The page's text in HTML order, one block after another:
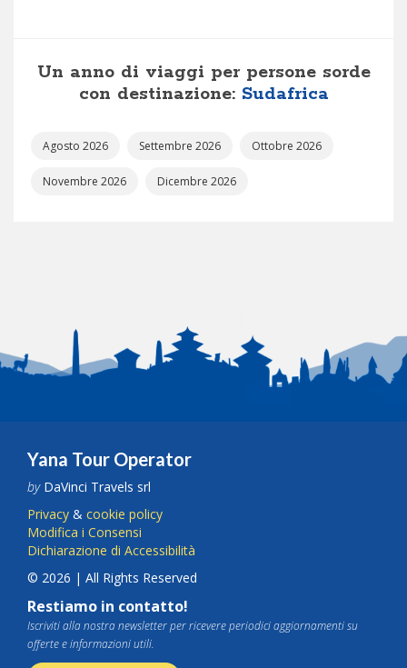
Un anno di viaggi per persone sorde
con destinazione: Sudafrica
Agosto 2026 Settembre 2026 Ottobre 2026
Novembre 2026 Dicembre 2026
Yana Tour Operator
byDaVinci Travels srl
Privacy & cookie policy
Modifica i Consensi
Dichiarazione di Accessibilità
© 2026 | All Rights Reserved
Restiamo in contatto!
Iscriviti alla nostra newsletter per ricevere periodici aggiornamenti su
offerte e informazioni utili.